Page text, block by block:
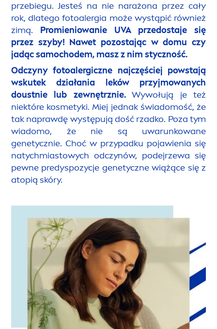
przebiegu. Jesteś na nie narażona przez cały
rok, dlatego fotoalergia może wystąpić również
zimą. Promieniowanie UVA przedostaje się
przez szyby! Nawet pozostając w domu czy
jadąc samochodem, masz z nim styczność.
Odczyny fotoalergiczne najczęściej powstają
wskutek działania leków przyjmowanych
doustnie lub zewnętrznie.Wywołują je też
niektóre kosmetyki. Miej jednak świadomość, że
tak naprawdę występują dość rzadko. Poza tym
wiadomo, że nie są uwarunkowane
genetycznie. Choć w przypadku pojawienia się
natychmiastowych odczynów, podejrzewa się
pewne predyspozycje genetyczne wiążące się z
atopią skóry.